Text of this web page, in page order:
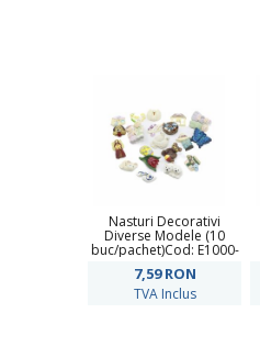
Nasturi Decorativi
Diverse Modele (10
buc/pachet)Cod: E1000-
7,59RON
TVA Inclus